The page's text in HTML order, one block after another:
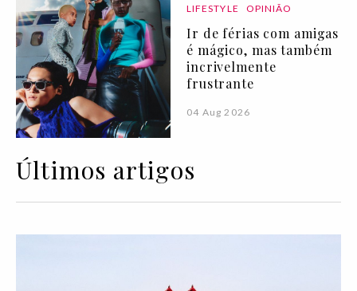
LIFESTYLE OPINIÃO
Ir de férias com amigas
é mágico, mas também
incrivelmente
frustrante
04 Aug 2026
Últimos artigos